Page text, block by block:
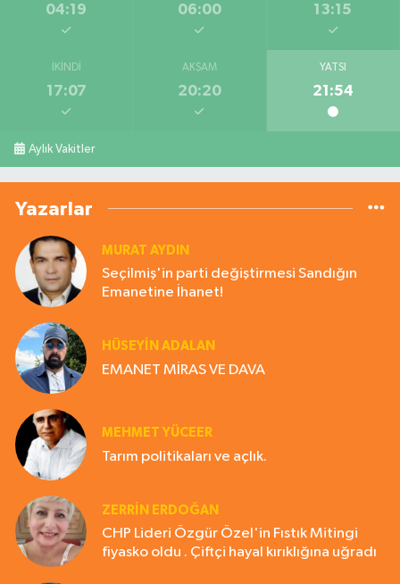
04:19 06:00 13:15
İKINDI
17:07
AKŞAM
20:20
YATSI
21:54
Aylık Vakitler
Yazarlar
MURAT AYDIN
Seçilmiş'in parti değiştirmesi Sandığın
Emanetine İhanet!
HÜSEYIN ADALAN
EMANET MİRAS VE DAVA
MEHMET YÜCEER
Tarım politikaları ve açlık.
ZERRIN ERDOĞAN
CHP Lideri Özgür Özel'in Fıstık Mitingi
fiyasko oldu . Çiftçi hayal kırıklığına uğradı